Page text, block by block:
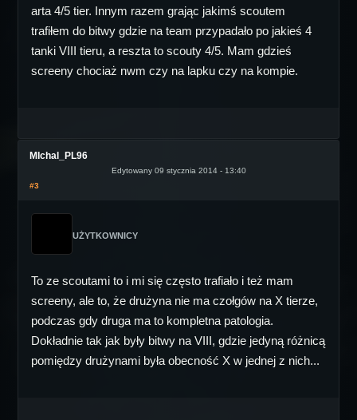
arta 4/5 tier. Innym razem grając jakimś scoutem
trafiłem do bitwy gdzie na team przypadało po jakieś 4
tanki VIII tieru, a reszta to scouty 4/5. Mam gdzieś
screeny chociaż nwm czy na lapku czy na kompie.
MIchal_PL96
Edytowany 09 stycznia 2014 - 13:40
#3
UŻYTKOWNICY
To ze scoutami to i mi się często trafiało i też mam
screeny, ale to, że drużyna nie ma czołgów na X tierze,
podczas gdy druga ma to kompletna patologia.
Dokładnie tak jak były bitwy na VIII, gdzie jedyną różnicą
pomiędzy drużynami była obecność X w jednej z nich...